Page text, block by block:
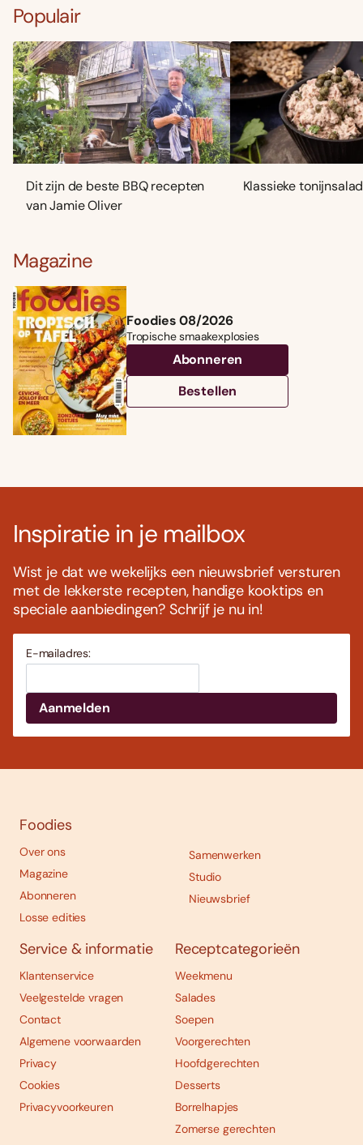
Populair
Dit zijn de beste BBQ recepten
van Jamie Oliver
Klassieke
Magazine
Foodies 08/2026
Tropische smaakexplosies
Abonneren
Bestellen
Inspiratie in je mailbox
Wist je dat we wekelijks een nieuwsbrief versturen
met de lekkerste recepten, handige kooktips en
speciale aanbiedingen? Schrijf je nu in!
E-mailadres:
Foodies
Over ons
Magazine
Abonneren
Losse edities
Samenwerken
Studio
Nieuwsbrief
Service & informatie
Klantenservice
Veelgestelde vragen
Contact
Algemene voorwaarden
Privacy
Cookies
Privacyvoorkeuren
Receptcategorieën
Weekmenu
Salades
Soepen
Voorgerechten
Hoofdgerechten
Desserts
Borrelhapjes
Zomerse gerechten